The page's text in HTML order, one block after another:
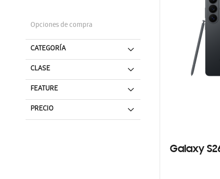
Galaxy
Opciones de compra
CATEGORÍA
CLASE
FEATURE
PRECIO